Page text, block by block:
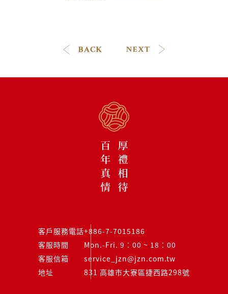
客戶服務電話+886-7-7015186
客服時間
Mon.-Fri. 9：00 ~ 18：00
客服信箱
service_jzn@jzn.com.tw
地址
831 高雄市大寮區捷西路298號